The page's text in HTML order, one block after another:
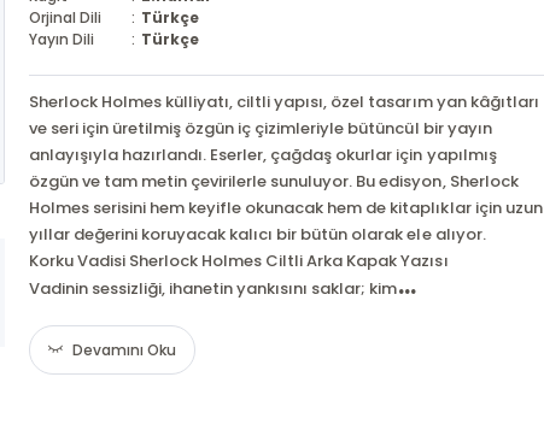
Orjinal Dili
: Türkçe
Yayın Dili
: Türkçe
Sherlock Holmes külliyatı, ciltli yapısı, özel tasarım yan kâğıtları
ve seri için üretilmiş özgün iç çizimleriyle bütüncül bir yayın
anlayışıyla hazırlandı. Eserler, çağdaş okurlar için yapılmış
özgün ve tam metin çevirilerle sunuluyor. Bu edisyon, Sherlock
Holmes serisini hem keyifle okunacak hem de kitaplıklar için uzun
yıllar değerini koruyacak kalıcı bir bütün olarak ele alıyor.
Korku Vadisi Sherlock Holmes Ciltli Arka Kapak Yazısı
Vadinin sessizliği, ihanetin yankısını saklar; kim...
Devamını Oku